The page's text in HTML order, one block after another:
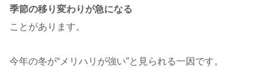
季節の移り変わりが急になる
ことがあります。
今年の冬が“メリハリが強い”と見られる一因です。